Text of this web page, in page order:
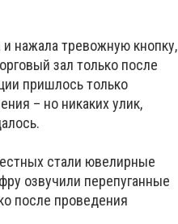
нажала тревожную кнопку,
зал только после
пришлось только
– но никаких улик,
стали ювелирные
озвучили перепуганные
после проведения